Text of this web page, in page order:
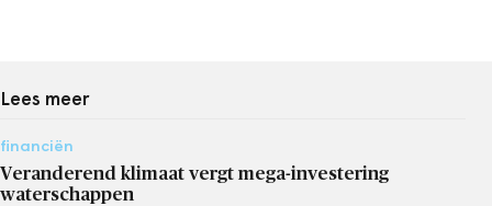
Lees meer
financiën
Veranderend klimaat vergt mega-investering
waterschappen